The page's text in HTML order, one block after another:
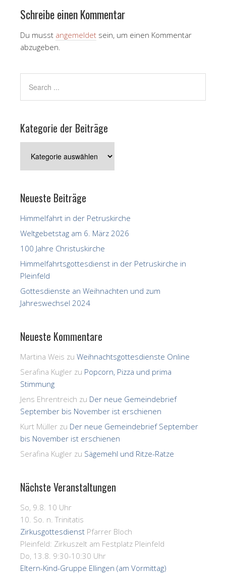
Schreibe einen Kommentar
Du musst angemeldet sein, um einen Kommentar
abzugeben.
Kategorie der Beiträge
der
Beiträge
Neueste Beiträge
Himmelfahrt in der Petruskirche
Weltgebetstag am 6. März 2026
100 Jahre Christuskirche
Himmelfahrtsgottesdienst in der Petruskirche in
Pleinfeld
Gottesdienste an Weihnachten und zum
Jahreswechsel 2024
Neueste Kommentare
Martina Weis zu Weihnachtsgottesdienste Online
Serafina Kugler zu Popcorn, Pizza und prima
Stimmung
Jens Ehrentreich zu Der neue Gemeindebrief
September bis November ist erschienen
Kurt Müller zu Der neue Gemeindebrief September
bis November ist erschienen
Serafina Kugler zu Sägemehl und Ritze-Ratze
Nächste Veranstaltungen
So, 9.8. 10 Uhr
10. So. n. Trinitatis
Zirkusgottesdienst Pfarrer Bloch
Pleinfeld: Zirkuszelt am Festplatz Pleinfeld
Do, 13.8. 9:30-10:30 Uhr
Eltern-Kind-Gruppe Ellingen (am Vormittag)